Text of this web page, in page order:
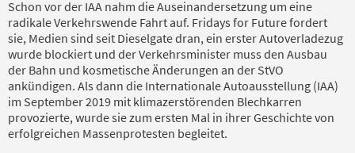
Schon vor der IAA nahm die Auseinandersetzung um eine
radikale Verkehrswende Fahrt auf. Fridays for Future fordert
sie, Medien sind seit Dieselgate dran, ein erster Autoverladezug
wurde blockiert und der Verkehrsminister muss den Ausbau
der Bahn und kosmetische Änderungen an der StVO
ankündigen. Als dann die Internationale Autoausstellung (IAA)
im September 2019 mit klimazerstörenden Blechkarren
provozierte, wurde sie zum ersten Mal in ihrer Geschichte von
erfolgreichen Massenprotesten begleitet.